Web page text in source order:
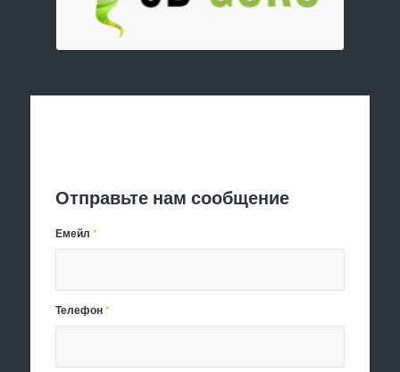
Отправьте нам сообщение
Емейл*
Телефон*